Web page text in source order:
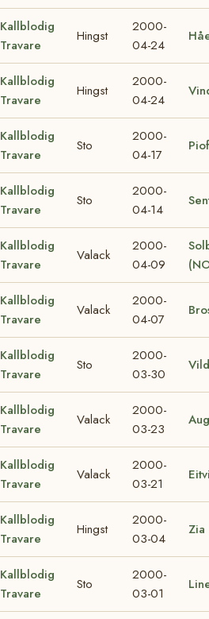
Kallblodig
Travare
Hingst
2000-
04-24
Kallblodig
Travare
Hingst
2000-
04-24
Kallblodig
Travare
Sto
2000-
04-17
Kallblodig
Travare
Sto
2000-
04-14
Kallblodig
Travare
Valack
2000-
04-09
Kallblodig
Travare
Valack
2000-
04-07
Kallblodig
Travare
Sto
2000-
03-30
Kallblodig
Travare
Valack
2000-
03-23
Kallblodig
Travare
Valack
2000-
03-21
Kallblodig
Travare
Hingst
2000-
03-04
Zia
Kallblodig
Travare
Sto
2000-
03-01